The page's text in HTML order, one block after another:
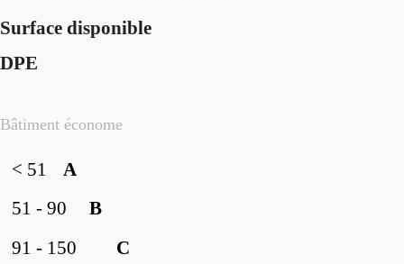
Surface disponible
DPE
Bâtiment économe
A
< 51
B
51 - 90
C
91 - 150